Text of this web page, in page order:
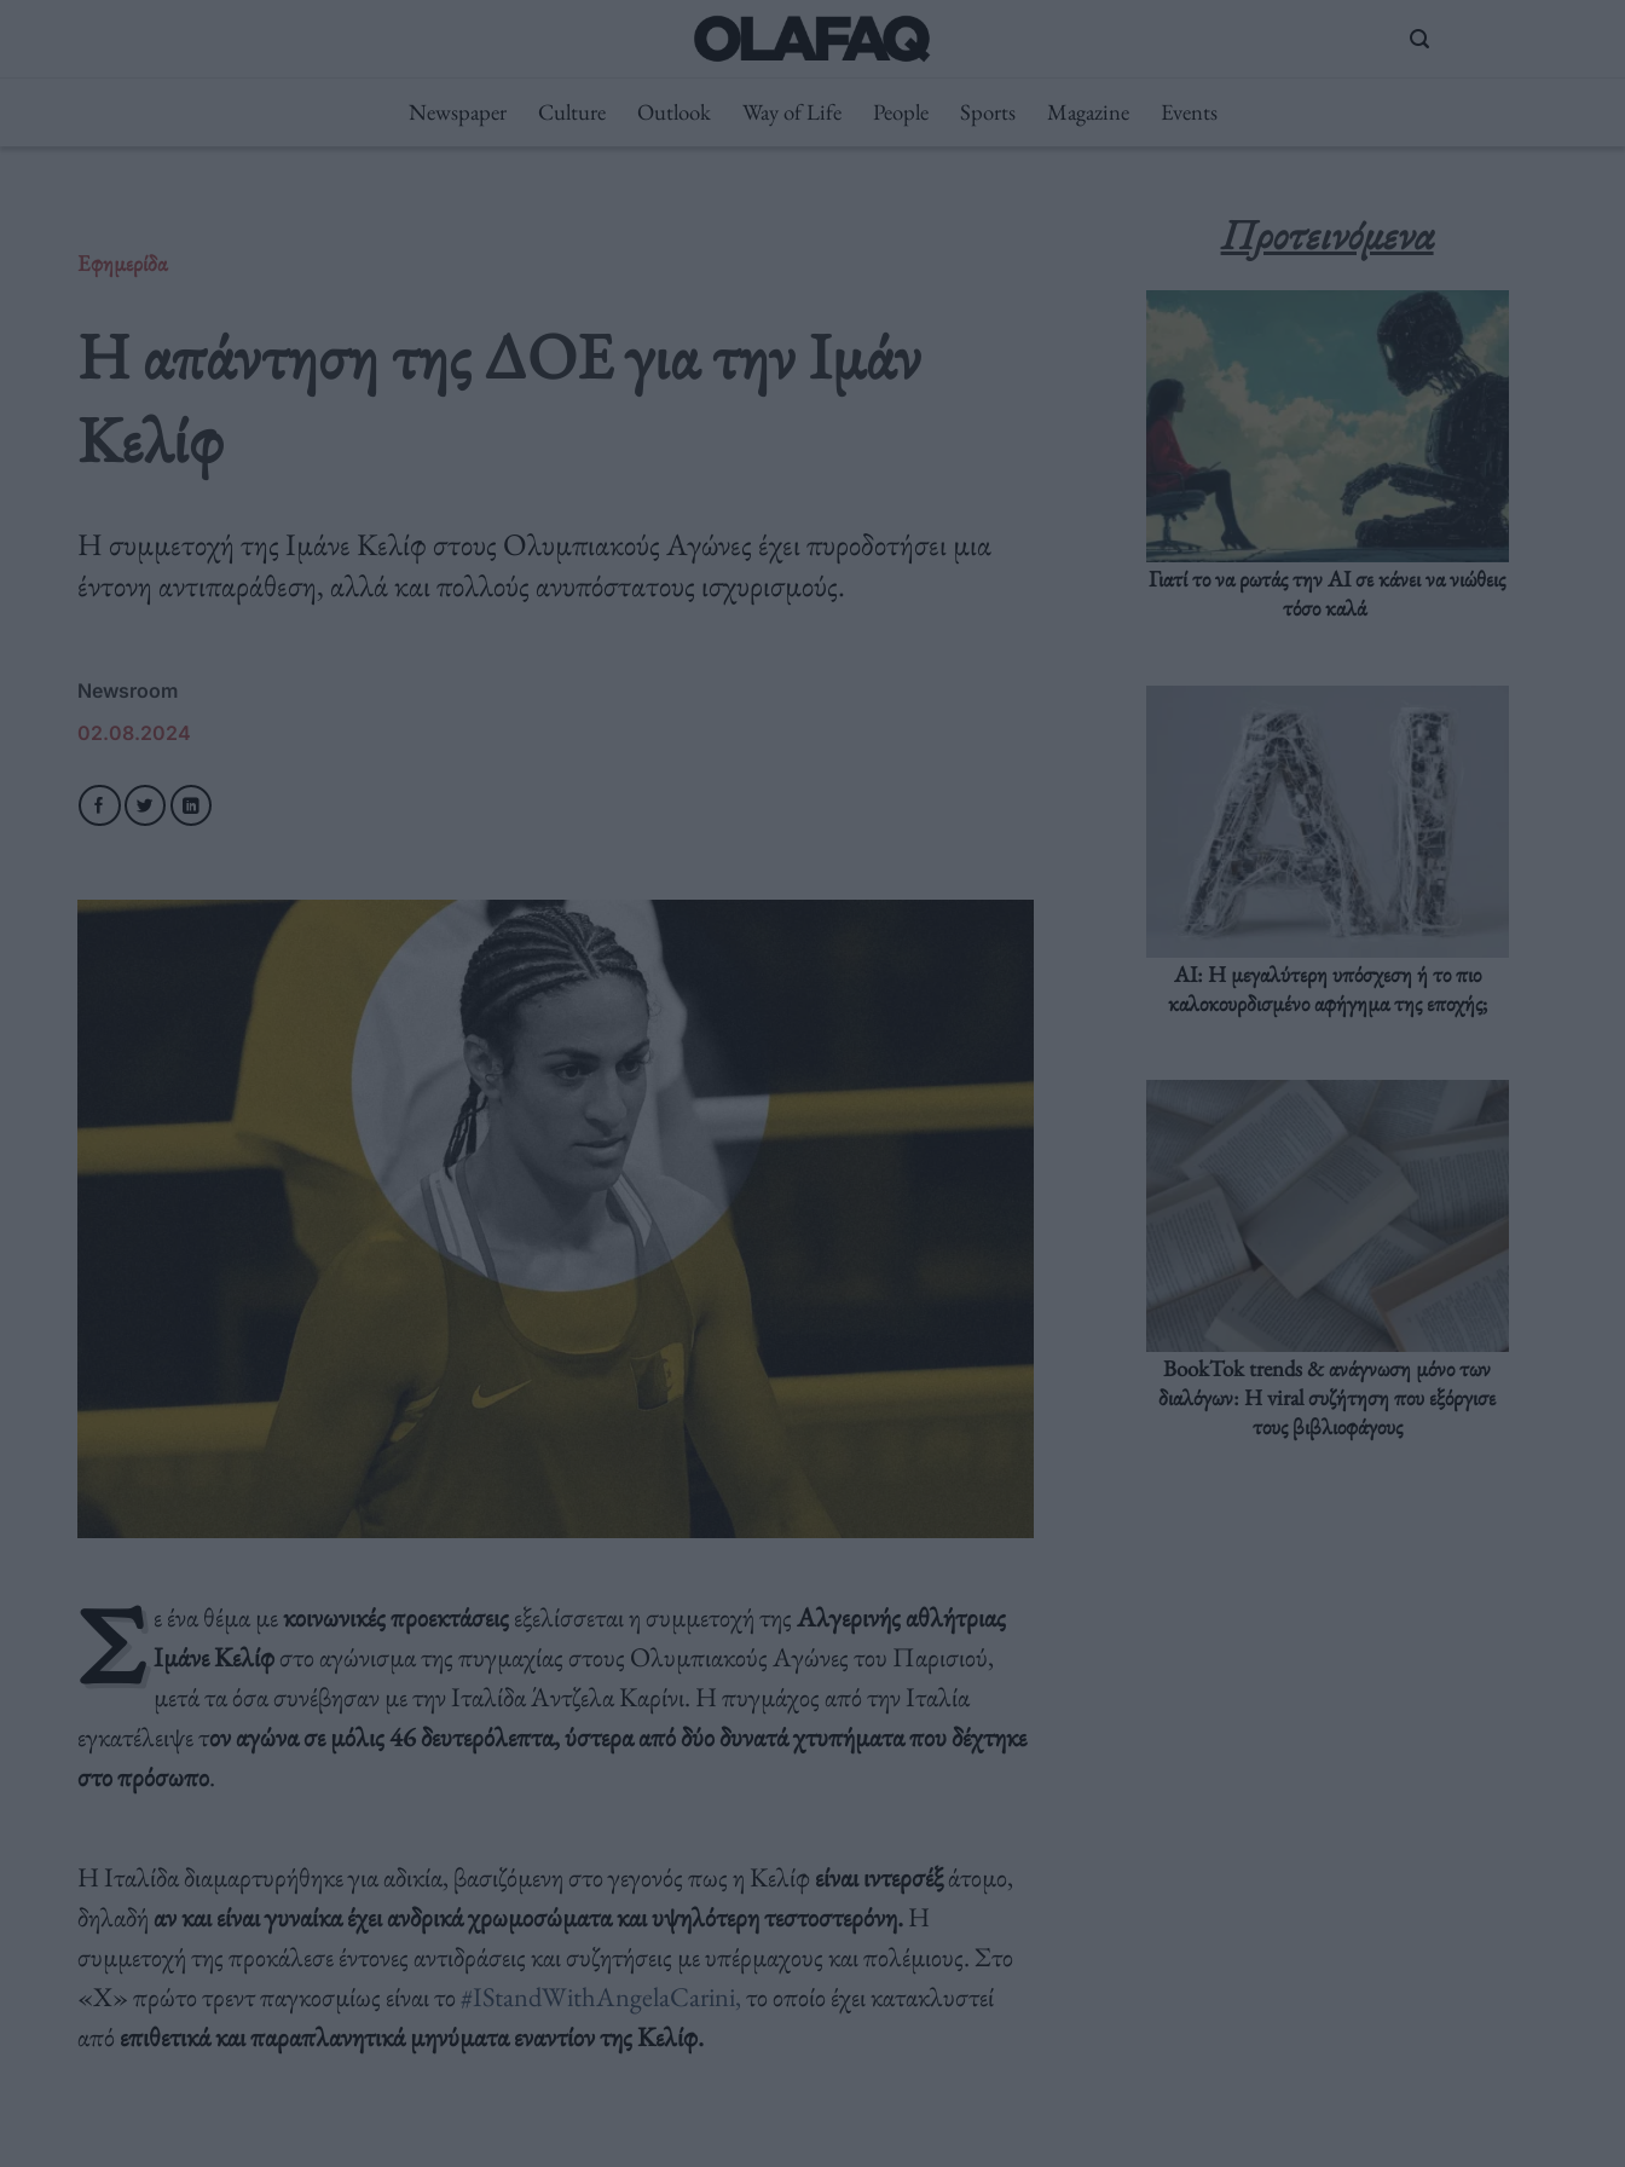
Newspaper Culture Outlook Way of Life People Sports Magazine Events
Εφημερίδα
Η απάντηση της ΔΟΕ για την Ιμάν
Κελίφ
Η συμμετοχή της Ιμάνε Κελίφ στους Ολυμπιακούς Αγώνες έχει πυροδοτήσει μια
έντονη αντιπαράθεση, αλλά και πολλούς ανυπόστατους ισχυρισμούς.
Newsroom
02.08.2024
Σ ε ένα θέμα μεκοινωνικές προεκτάσειςεξελίσσεται η συμμετοχή τηςΑλγερινής αθλήτριας
Ιμάνε Κελίφστο αγώνισμα της πυγμαχίας στους Ολυμπιακούς Αγώνες του Παρισιού,
μετά τα όσα συνέβησαν με την Ιταλίδα Άντζελα Καρίνι. Η πυγμάχος από την Ιταλία
εγκατέλειψε τον αγώνα σε μόλις 46 δευτερόλεπτα, ύστερα από δύο δυνατά χτυπήματα που δέχτηκε
στο πρόσωπο.
Η Ιταλίδα διαμαρτυρήθηκε για αδικία, βασιζόμενη στο γεγονός πως η Κελίφ είναι ιντερσέξάτομο,
δηλαδή αν και είναι γυναίκα έχει ανδρικά χρωμοσώματα και υψηλότερη τεστοστερόνη.Η
συμμετοχή της προκάλεσε έντονες αντιδράσεις και συζητήσεις με υπέρμαχους και πολέμιους. Στο
«Χ» πρώτο τρεντ παγκοσμίως είναι το #IStandWithAngelaCarini,το οποίο έχει κατακλυστεί
από επιθετικά και παραπλανητικά μηνύματα εναντίον της Κελίφ.
Προτεινόμενα
Γιατί το να ρωτάς την AI σε κάνει να νιώθεις
τόσο καλά
AI: Η μεγαλύτερη υπόσχεση ή το πιο
καλοκουρδισμένο αφήγημα της εποχής;
BookTok trends & ανάγνωση μόνο των
διαλόγων: Η viral συζήτηση που εξόργισε
τους βιβλιοφάγους